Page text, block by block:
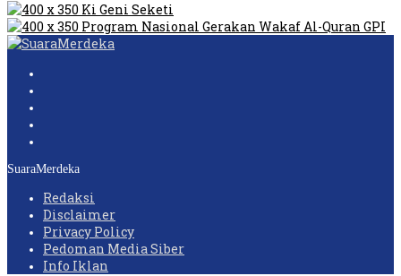
SuaraMerdeka
Redaksi
Disclaimer
Privacy Policy
Pedoman Media Siber
Info Iklan